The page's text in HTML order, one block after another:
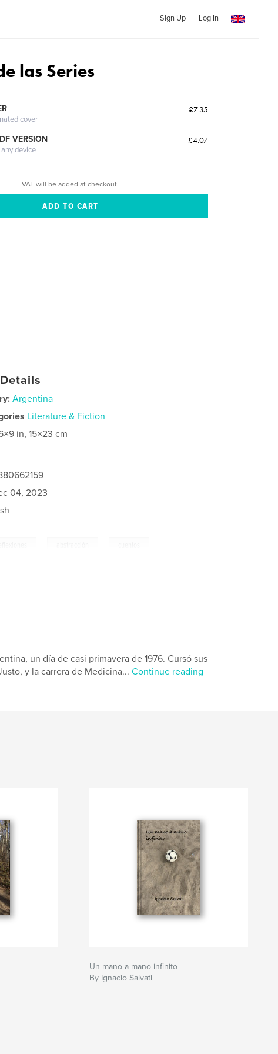
Sign Up Log In
las Series
cover
£7.35
VERSION
device
£4.07
VAT will be added at checkout.
Argentina
Literature & Fiction
in, 15×23 cm
04, 2023
un día de casi primavera de 1976. Cursó sus
y la carrera de Medicina... Continue reading
Un mano a mano infinito
By Ignacio Salvati